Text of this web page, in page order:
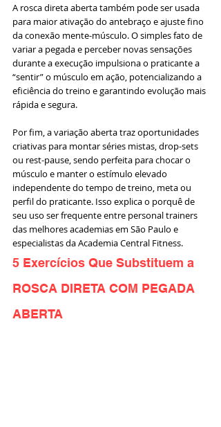
A rosca direta aberta também pode ser usada
para maior ativação do antebraço e ajuste fino
da conexão mente-músculo. O simples fato de
variar a pegada e perceber novas sensações
durante a execução impulsiona o praticante a
“sentir” o músculo em ação, potencializando a
eficiência do treino e garantindo evolução mais
rápida e segura.
Por fim, a variação aberta traz oportunidades
criativas para montar séries mistas, drop-sets
ou rest-pause, sendo perfeita para chocar o
músculo e manter o estímulo elevado
independente do tempo de treino, meta ou
perfil do praticante. Isso explica o porquê de
seu uso ser frequente entre personal trainers
das melhores academias em São Paulo e
especialistas da Academia Central Fitness.
5 Exercícios Que Substituem a
ROSCA DIRETA COM PEGADA
ABERTA